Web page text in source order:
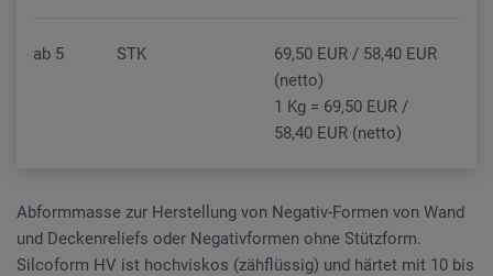
ab 5 STK
69,50 EUR / 58,40 EUR
(netto)
1 Kg = 69,50 EUR /
58,40 EUR (netto)
Abformmasse zur Herstellung von Negativ-Formen von Wand
und Deckenreliefs oder Negativformen ohne Stützform.
Silcoform HV ist hochviskos (zähflüssig) und härtet mit 10 bis